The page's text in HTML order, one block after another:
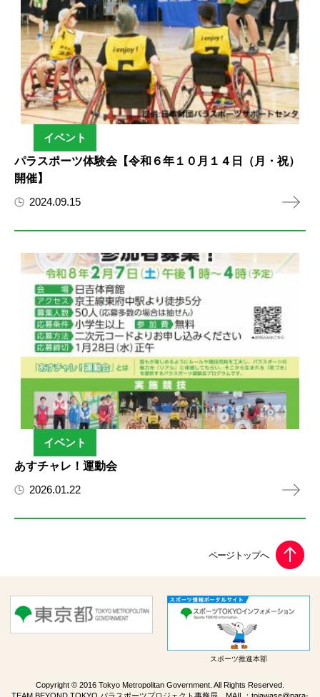
イベント
パラスポーツ体験会【令和６年１０月１４日（月・祝）
開催】
2024.09.15
イベント
あすチャレ！運動会
2026.01.22
スポーツ推進本部
Copyright © 2016 Tokyo Metropolitan Government. All Rights Reserved.
TEAM BEYOND TOKYO パラスポーツプロジェクト事務局 MAIL： toiawase@para-